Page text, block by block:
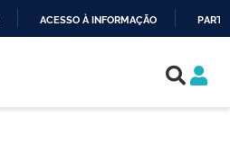
ACESSO À INFORMAÇÃO